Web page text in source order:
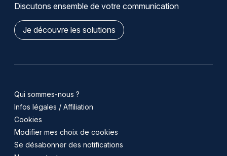
Discutons ensemble de votre communication
Je découvre les solutions
Qui sommes-nous ?
Infos légales / Affiliation
Cookies
Modifier mes choix de cookies
Se désabonner des notifications